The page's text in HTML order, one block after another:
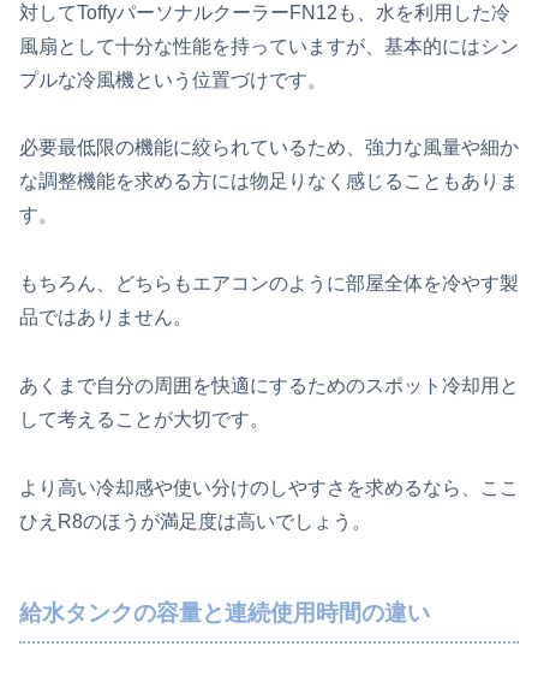
対してToffyパーソナルクーラーFN12も、水を利用した冷
風扇として十分な性能を持っていますが、基本的にはシン
プルな冷風機という位置づけです。
必要最低限の機能に絞られているため、強力な風量や細か
な調整機能を求める方には物足りなく感じることもありま
す。
もちろん、どちらもエアコンのように部屋全体を冷やす製
品ではありません。
あくまで自分の周囲を快適にするためのスポット冷却用と
して考えることが大切です。
より高い冷却感や使い分けのしやすさを求めるなら、ここ
ひえR8のほうが満足度は高いでしょう。
給水タンクの容量と連続使用時間の違い